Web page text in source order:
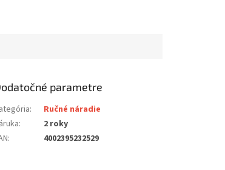
parametre
:
Ručné náradie
:
2 roky
: 4002395232529